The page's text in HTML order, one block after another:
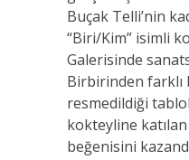
Buçak Telli’nin
“Biri/Kim” isimli
Galerisinde
Birbirinden farklı
resmedildiği
kokteyline
beğenisini